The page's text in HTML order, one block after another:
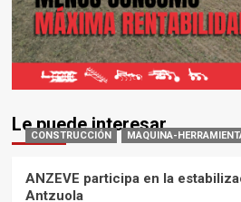
Le puede interesar
CONSTRUCCIÓN MAQUINA-
ANZEVE participa en la
Antzuola